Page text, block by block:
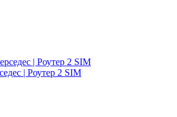
| Роутер 2 SIM